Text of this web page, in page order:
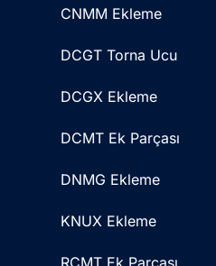
CNMM Ekleme
DCGT Torna Ucu
DCGX Ekleme
DCMT Ek Parçası
DNMG Ekleme
KNUX Ekleme